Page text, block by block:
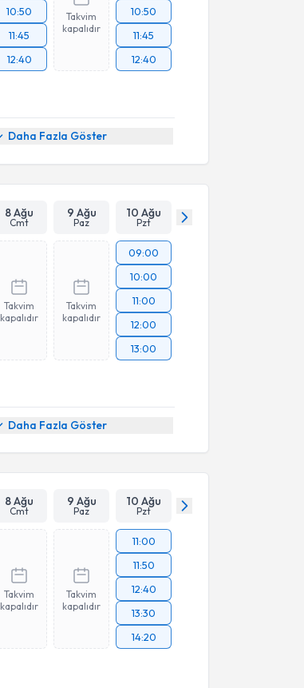
10:50
11:45
12:40
Takvim
kapalıdır
10:50
11:45
12:40
Daha Fazla Göster
8 Ağu
Cmt
9 Ağu
Paz
10 Ağu
Pzt
Takvim
kapalıdır
Takvim
kapalıdır
09:00
10:00
11:00
12:00
13:00
Daha Fazla Göster
8 Ağu
Cmt
9 Ağu
Paz
10 Ağu
Pzt
Takvim
kapalıdır
Takvim
kapalıdır
11:00
11:50
12:40
13:30
14:20